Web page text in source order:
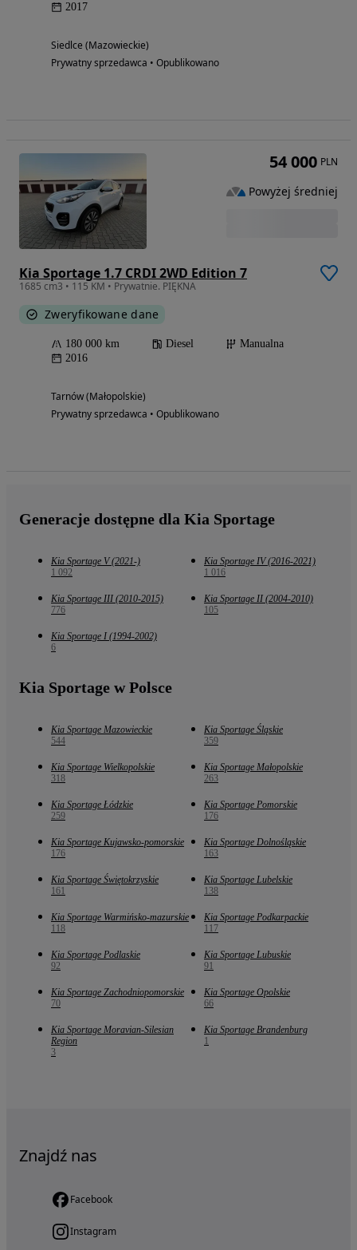
2017
Siedlce (Mazowieckie)
Prywatny sprzedawca • Opublikowano
Kia Sportage 1.7 CRDI 2WD Edition 7
1685 cm3 • 115 KM • Prywatnie. PIĘKNA
Zweryfikowane dane
180 000 km Diesel
Manualna
2016
Tarnów (Małopolskie)
Prywatny sprzedawca • Opublikowano
54 000 PLN
Powyżej średniej
Generacje dostępne dla Kia Sportage
Kia Sportage V (2021-)
1 092
Kia Sportage IV (2016-2021)
1 016
Kia Sportage III (2010-2015)
776
Kia Sportage II (2004-2010)
105
Kia Sportage I (1994-2002)
6
Kia Sportage w Polsce
Kia Sportage Mazowieckie
544
Kia Sportage Śląskie
359
Kia Sportage Wielkopolskie
318
Kia Sportage Małopolskie
263
Kia Sportage Łódzkie
259
Kia Sportage Pomorskie
176
Kia Sportage Kujawsko-pomorskie
176
Kia Sportage Dolnośląskie
163
Kia Sportage Świętokrzyskie
161
Kia Sportage Lubelskie
138
Kia Sportage Warmińsko-mazurskie
118
Kia Sportage Podkarpackie
117
Kia Sportage Podlaskie
92
Kia Sportage Lubuskie
91
Kia Sportage Zachodniopomorskie
70
Kia Sportage Opolskie
66
Kia Sportage Moravian-Silesian
Region
3
Kia Sportage Brandenburg
1
Znajdź nas
Facebook
Instagram